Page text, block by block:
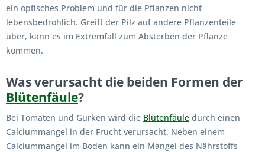
ein optisches Problem und für die Pflanzen nicht
lebensbedrohlich. Greift der Pilz auf andere Pflanzenteile
über, kann es im Extremfall zum Absterben der Pflanze
kommen.
Was verursacht die beiden Formen der
Blütenfäule?
Bei Tomaten und Gurken wird die Blütenfäule durch einen
Calciummangel in der Frucht verursacht. Neben einem
Calciummangel im Boden kann ein Mangel des Nährstoffs